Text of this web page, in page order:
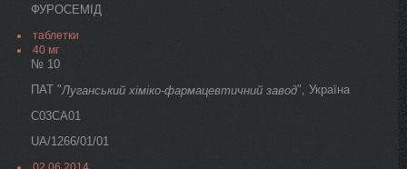
ФУРОСЕМІД
таблетки
40 мг
№ 10
ПАТ "Луганський хіміко-фармацевтичний завод", Україна
C03CA01
UA/1266/01/01